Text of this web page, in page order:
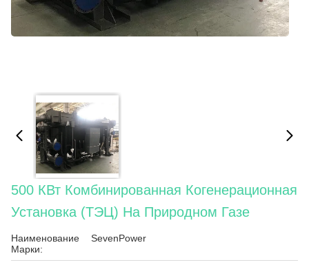
500 КВт Комбинированная Когенерационная
Установка (ТЭЦ) На Природном Газе
Наименование
Марки:
SevenPower